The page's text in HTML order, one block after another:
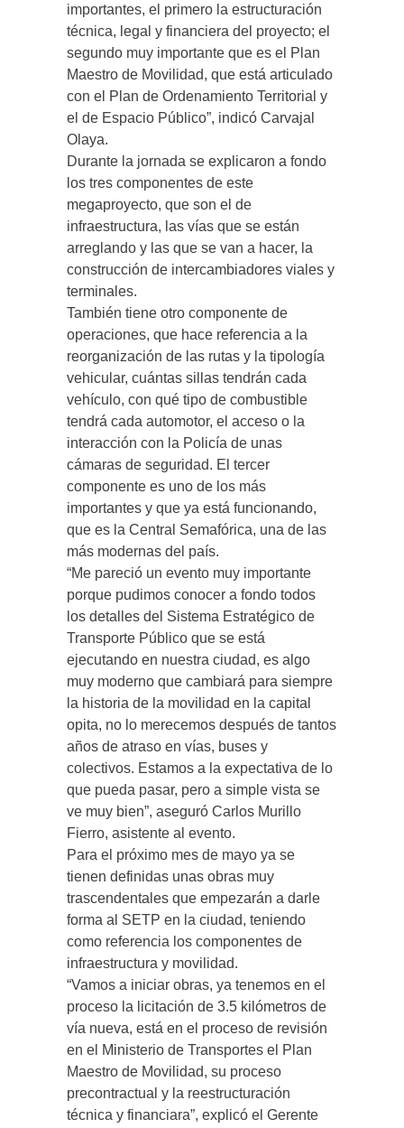
importantes, el primero la estructuración
técnica, legal y financiera del proyecto; el
segundo muy importante que es el Plan
Maestro de Movilidad, que está articulado
con el Plan de Ordenamiento Territorial y
el de Espacio Público”, indicó Carvajal
Olaya.
Durante la jornada se explicaron a fondo
los tres componentes de este
megaproyecto, que son el de
infraestructura, las vías que se están
arreglando y las que se van a hacer, la
construcción de intercambiadores viales y
terminales.
También tiene otro componente de
operaciones, que hace referencia a la
reorganización de las rutas y la tipología
vehicular, cuántas sillas tendrán cada
vehículo, con qué tipo de combustible
tendrá cada automotor, el acceso o la
interacción con la Policía de unas
cámaras de seguridad. El tercer
componente es uno de los más
importantes y que ya está funcionando,
que es la Central Semafórica, una de las
más modernas del país.
“Me pareció un evento muy importante
porque pudimos conocer a fondo todos
los detalles del Sistema Estratégico de
Transporte Público que se está
ejecutando en nuestra ciudad, es algo
muy moderno que cambiará para siempre
la historia de la movilidad en la capital
opita, no lo merecemos después de tantos
años de atraso en vías, buses y
colectivos. Estamos a la expectativa de lo
que pueda pasar, pero a simple vista se
ve muy bien”, aseguró Carlos Murillo
Fierro, asistente al evento.
Para el próximo mes de mayo ya se
tienen definidas unas obras muy
trascendentales que empezarán a darle
forma al SETP en la ciudad, teniendo
como referencia los componentes de
infraestructura y movilidad.
“Vamos a iniciar obras, ya tenemos en el
proceso la licitación de 3.5 kilómetros de
vía nueva, está en el proceso de revisión
en el Ministerio de Transportes el Plan
Maestro de Movilidad, su proceso
precontractual y la reestructuración
técnica y financiara”, explicó el Gerente